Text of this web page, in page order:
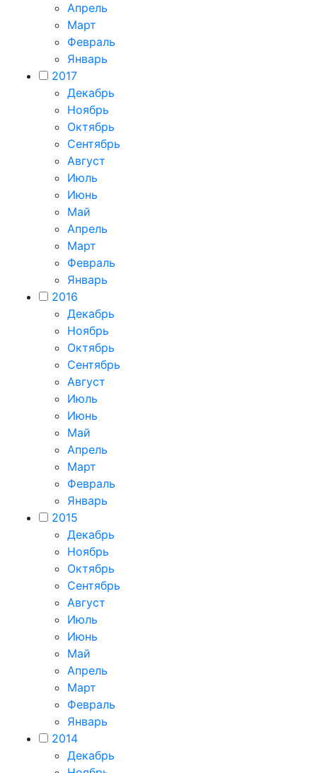
Апрель
Март
Февраль
Январь
2017
Декабрь
Ноябрь
Октябрь
Сентябрь
Август
Июль
Июнь
Май
Апрель
Март
Февраль
Январь
2016
Декабрь
Ноябрь
Октябрь
Сентябрь
Август
Июль
Июнь
Май
Апрель
Март
Февраль
Январь
2015
Декабрь
Ноябрь
Октябрь
Сентябрь
Август
Июль
Июнь
Май
Апрель
Март
Февраль
Январь
2014
Декабрь